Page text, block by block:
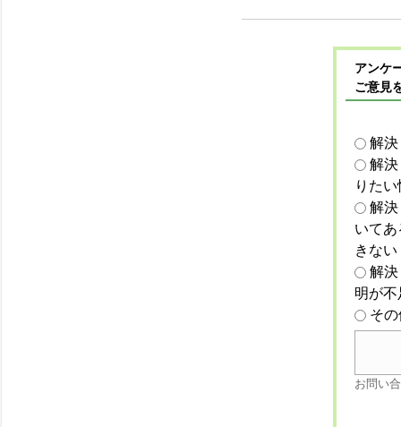
アンケ
ご意見
解
解
りた
解
いて
きない
解
明が
そ
お問い